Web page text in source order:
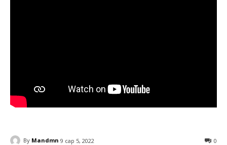
By Mandmn 9 сар 5, 2022 0